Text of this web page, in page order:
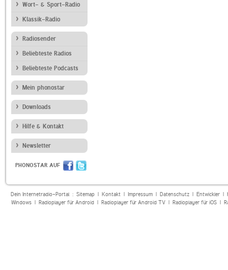
Wort- & Sport-Radio
Klassik-Radio
Radiosender
Beliebteste Radios
Beliebteste Podcasts
Mein phonostar
Downloads
Hilfe & Kontakt
Newsletter
PHONOSTAR AUF
Dein Internetradio-Portal : Sitemap| Kontakt| Impressum| Datenschutz| Entwickler|
Windows| Radioplayer für Android| Radioplayer für Android TV| Radioplayer für iOS|